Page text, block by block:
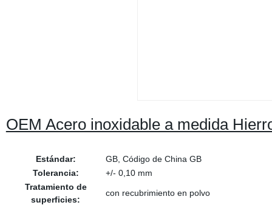
OEM Acero inoxidable a medida
Estándar:
GB, Código de China GB
Tolerancia:
+/- 0,10 mm
Tratamiento de
superficies:
con recubrimiento en polvo